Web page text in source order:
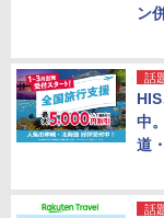
ン
話
中
道
話